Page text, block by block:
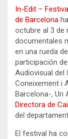
In-Edit –
de Barcelona
octubre al 3 de
documentales
en una rueda
participación
Audiovisual del
Coneixement i
Barcelona-, Uri
Directora de
del
El festival ha